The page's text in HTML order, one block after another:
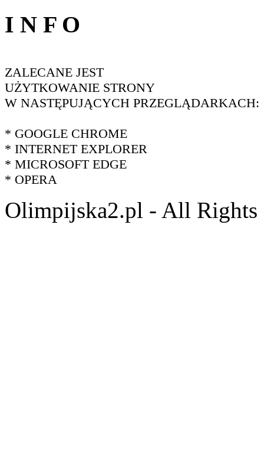
I N F O
ZALECANE JEST
UŻYTKOWANIE STRONY
W NASTĘPUJĄCYCH PRZEGLĄDARKACH:
* GOOGLE CHROME
* INTERNET EXPLORER
* MICROSOFT EDGE
* OPERA
Olimpijska2.pl - All Rights